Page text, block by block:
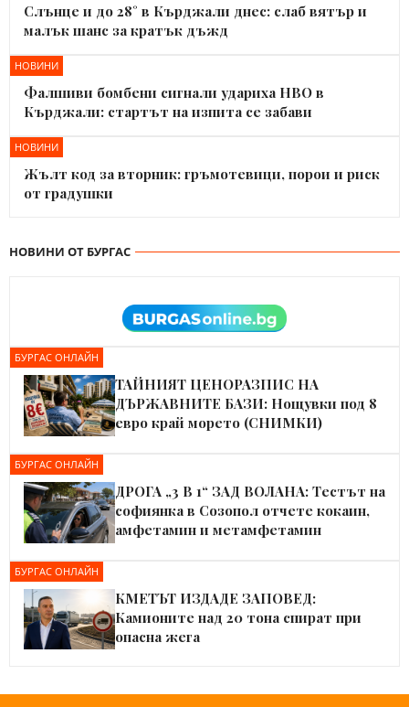
Слънце и до 28° в Кърджали днес: слаб вятър и
малък шанс за кратък дъжд
НОВИНИ
Фалшиви бомбени сигнали удариха НВО в
Кърджали: стартът на изпита се забави
НОВИНИ
Жълт код за вторник: гръмотевици, порои и риск
от градушки
НОВИНИ ОТ БУРГАС
БУРГАС ОНЛАЙН
ТАЙНИЯТ ЦЕНОРАЗПИС НА
ДЪРЖАВНИТЕ БАЗИ: Нощувки под 8
евро край морето (СНИМКИ)
БУРГАС ОНЛАЙН
ДРОГА „3 В 1“ ЗАД ВОЛАНА: Тестът на
софиянка в Созопол отчете кокаин,
амфетамин и метамфетамин
БУРГАС ОНЛАЙН
КМЕТЪТ ИЗДАДЕ ЗАПОВЕД:
Камионите над 20 тона спират при
опасна жега